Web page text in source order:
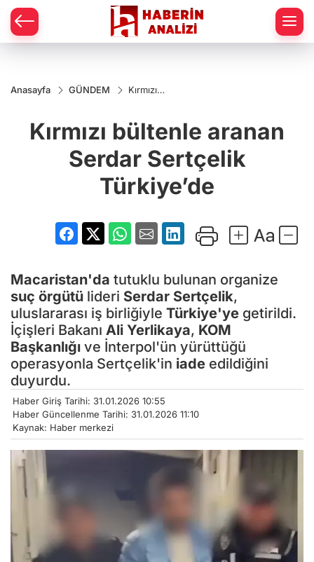
Anasayfa GÜNDEM
Kırmızı
Serdar
Sertçelik
Kırmızı bültenle aranan
Serdar Sertçelik
Türkiye’de
Macaristan'da tutuklu bulunan organize
suç örgütü lideri Serdar Sertçelik,
uluslararası iş birliğiyle Türkiye'ye getirildi.
İçişleri Bakanı Ali Yerlikaya, KOM
Başkanlığı ve İnterpol'ün yürüttüğü
operasyonla Sertçelik'in iade edildiğini
duyurdu.
Haber Giriş Tarihi: 31.01.2026 10:55
Haber Güncellenme Tarihi: 31.01.2026 11:10
Kaynak: Haber merkezi